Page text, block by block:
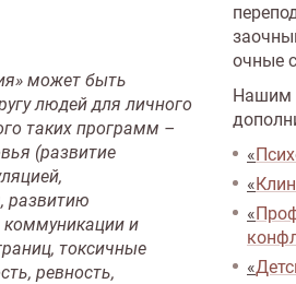
может быть
людей для личного
таких программ –
(развитие
развитию
коммуникации и
токсичные
ревность,
очные
Нашим
«
«
«
«